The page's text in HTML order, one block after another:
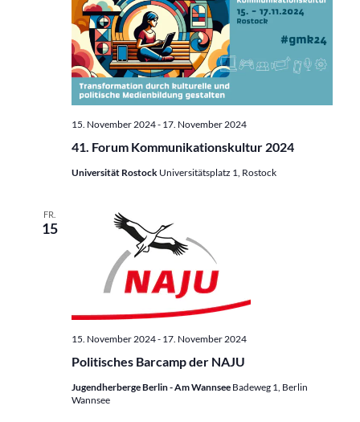
41. Forum Kommunikationskultur 2024
15. November 2024- 17. November 2024
Universität Rostock Universitätsplatz 1, Rostock
FR.
15
Politisches Barcamp der NAJU
15. November 2024- 17. November 2024
Jugendherberge Berlin - Am Wannsee Badeweg 1, Berlin
Wannsee